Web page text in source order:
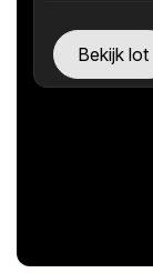
Bekijk lot